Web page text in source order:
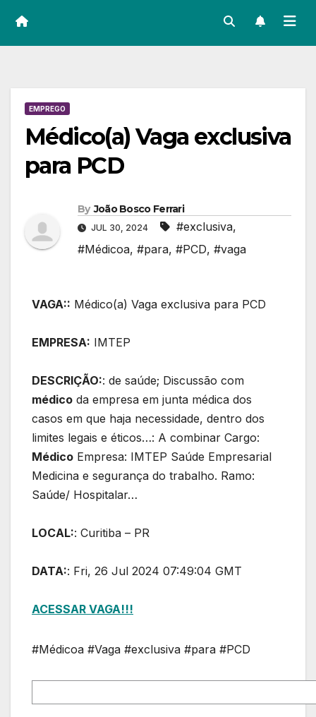
EMPREGO
Médico(a) Vaga exclusiva
para PCD
By João Bosco Ferrari
JUL 30, 2024 #exclusiva,
#Médicoa, #para, #PCD, #vaga
VAGA:: Médico(a) Vaga exclusiva para PCD
EMPRESA: IMTEP
DESCRIÇÃO:: de saúde; Discussão com
médico da empresa em junta médica dos
casos em que haja necessidade, dentro dos
limites legais e éticos…: A combinar Cargo:
Médico Empresa: IMTEP Saúde Empresarial
Medicina e segurança do trabalho. Ramo:
Saúde/ Hospitalar…
LOCAL:: Curitiba – PR
DATA:: Fri, 26 Jul 2024 07:49:04 GMT
ACESSAR VAGA!!!
#Médicoa #Vaga #exclusiva #para #PCD